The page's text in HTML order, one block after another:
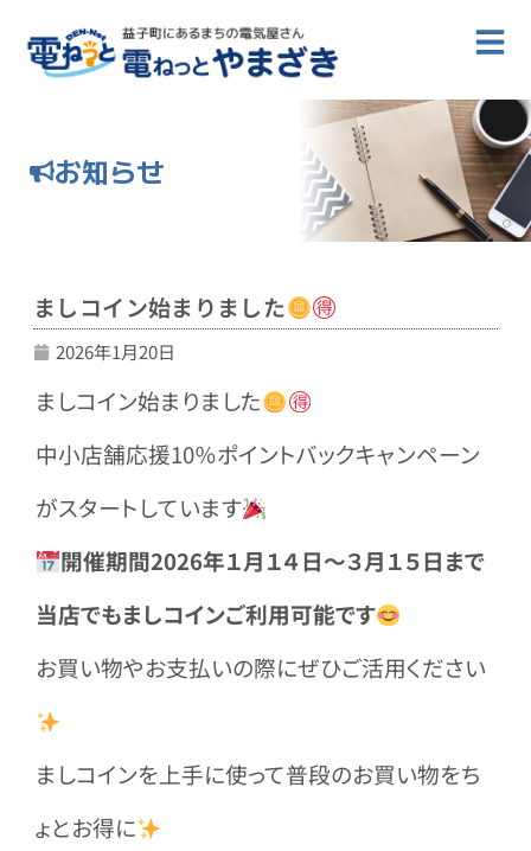
お知らせ
ましコイン始まりました
2026年1月20日
ましコイン始まりました
中小店舗応援10％ポイントバックキャンペーン
がスタートしています
開催期間2026年１月１４日～３月１５日まで
当店でもましコインご利用可能です
お買い物やお支払いの際にぜひご活用ください
ましコインを上手に使って普段のお買い物をち
ょとお得に